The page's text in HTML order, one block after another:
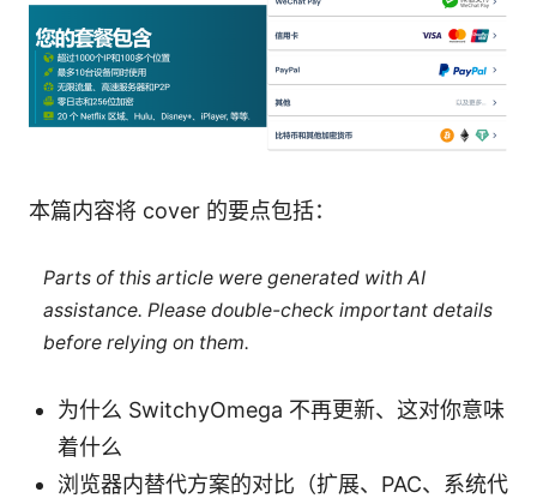
本篇内容将 cover 的要点包括：
Parts of this article were generated with AI
assistance. Please double-check important details
before relying on them.
为什么 SwitchyOmega 不再更新、这对你意味
着什么
浏览器内替代方案的对比（扩展、PAC、系统代